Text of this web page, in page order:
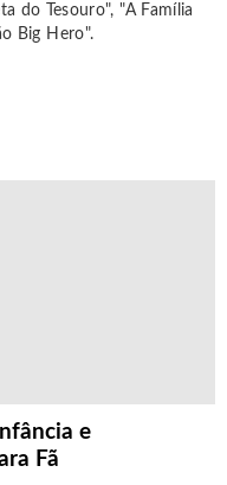
do Tesouro", "A Família
Big Hero".
e
Fã